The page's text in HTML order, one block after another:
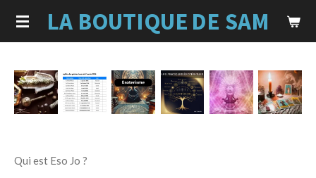
Passer
au
LA BOUTIQUE DE SAM
Qui est Eso Jo ?